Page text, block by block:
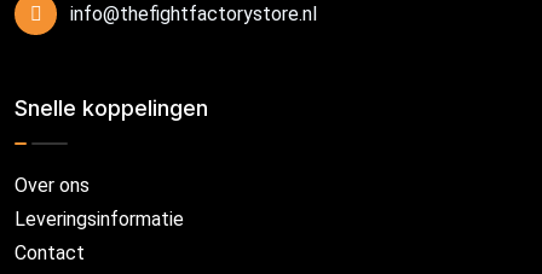
info@thefightfactorystore.nl
Snelle koppelingen
Over ons
Leveringsinformatie
Contact